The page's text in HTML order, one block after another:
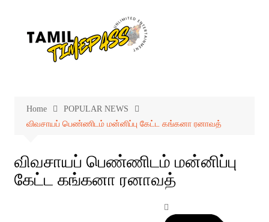
Home
POPULAR NEWS
விவசாயப் பெண்ணிடம் மன்னிப்பு கேட்ட கங்கனா ரனாவத்
விவசாயப் பெண்ணிடம் மன்னிப்பு
கேட்ட கங்கனா ரனாவத்